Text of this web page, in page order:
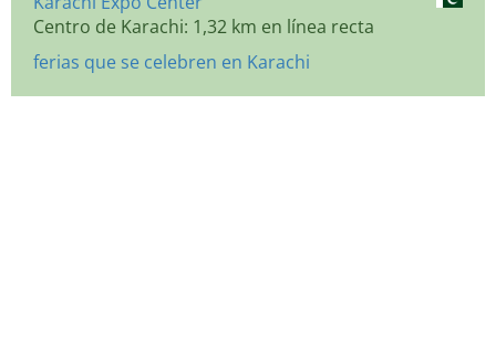
Centro de Karachi: 1,32 km en línea recta
ferias que se celebren en Karachi